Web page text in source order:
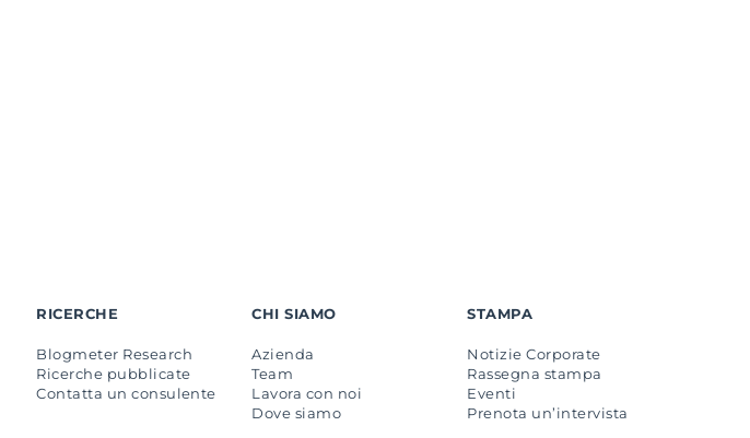
RICERCHE
Blogmeter Research
Ricerche pubblicate
Contatta un consulente
CHI SIAMO
Azienda
Team
Lavora con noi
Dove siamo
STAMPA
Notizie Corporate
Rassegna stampa
Eventi
Prenota un’intervista